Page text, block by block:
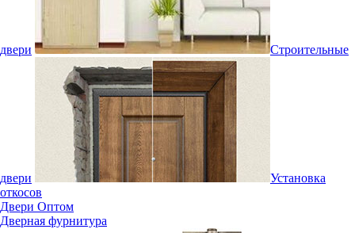
двери Строительные
двери
Установка
откосов
Двери Оптом
Дверная фурнитура